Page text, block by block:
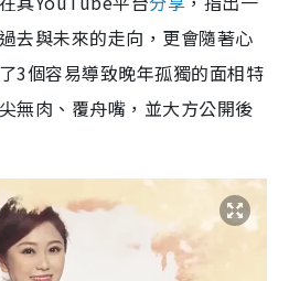
去與未來的走向，更會隨著心
3個容易導致晚年孤獨的面相特
無肉、覆舟嘴，並大方公開後